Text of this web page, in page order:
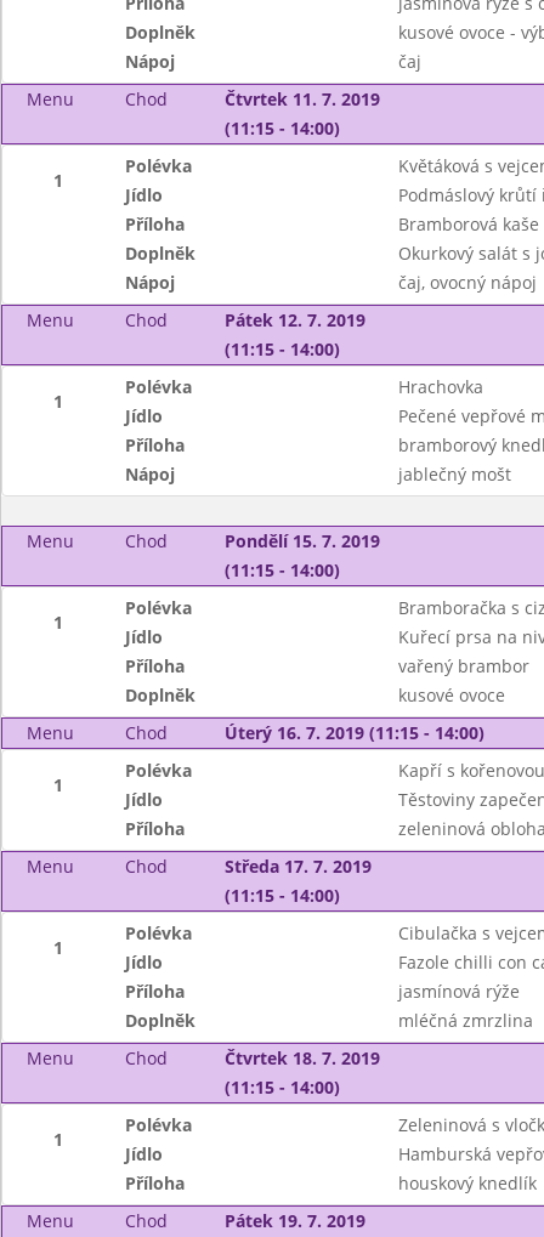
Doplněk
kusové ovoce -
Nápoj
čaj
Menu
Chod
Čtvrtek 11. 7. 2019
(11:15 - 14:00)
1
Polévka
Květáková s
Jídlo
Podmáslový krůtí
Příloha
Bramborová kaše
Doplněk
Okurkový salát s
Nápoj
čaj, ovocný nápoj
Menu
Chod
Pátek 12. 7. 2019
(11:15 - 14:00)
1
Polévka
Hrachovka
Jídlo
Pečené vepřové
Příloha
bramborový
Nápoj
jablečný mošt
Menu Chod
Pondělí 15. 7. 2019
(11:15 - 14:00)
1
Polévka
Bramboračka s
Jídlo
Kuřecí prsa na
Příloha
vařený brambor
Doplněk
kusové ovoce
Menu
Chod Úterý 16. 7. 2019 (11:15 - 14:00)
1
Polévka
Kapří s
Jídlo
Těstoviny
Příloha
zeleninová
Menu
Chod
Středa 17. 7. 2019
(11:15 - 14:00)
1
Polévka
Cibulačka s
Jídlo
Fazole chilli con
Příloha
jasmínová rýže
Doplněk
mléčná zmrzlina
Menu
Chod
Čtvrtek 18. 7. 2019
(11:15 - 14:00)
1
Polévka
Zeleninová s
Jídlo
Hamburská
Příloha
houskový knedlík
Menu
Chod
Pátek 19. 7. 2019